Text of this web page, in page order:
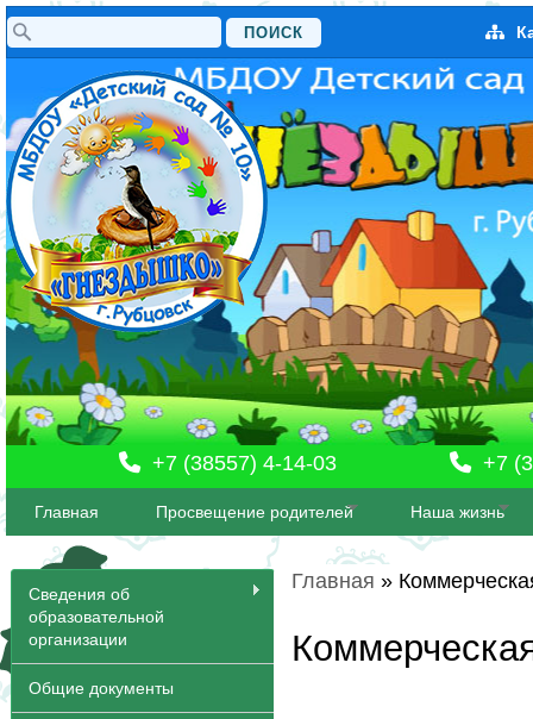
Форма поиска
Поиск
+7 (38557) 4-14-03 +7
Главная Просвещение родителей Наша жизнь
Сведения об
образовательной
организации
Общие документы
Вы здесь
Главная »